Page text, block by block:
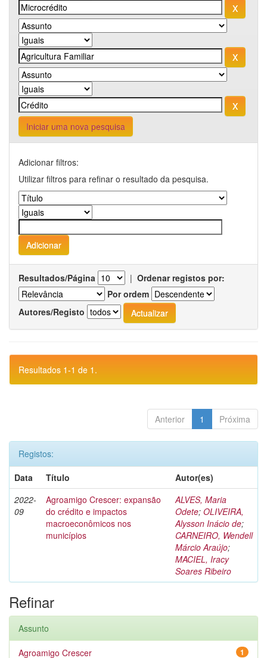
Iniciar uma nova pesquisa
Adicionar filtros:
Utilizar filtros para refinar o resultado da pesquisa.
Resultados/Página | Ordenar registos por:
Por ordem
Autores/Registo
Resultados 1-1 de 1.
Anterior 1 Próxima
Registos:
Data
Título
Autor(es)
2022-
09
Agroamigo Crescer: expansão
do crédito e impactos
macroeconômicos nos
municípios
ALVES, Maria
Odete; OLIVEIRA,
Alysson Inácio de;
CARNEIRO, Wendell
Márcio Araújo;
MACIEL, Iracy
Soares Ribeiro
Refinar
Assunto
1
Agroamigo Crescer